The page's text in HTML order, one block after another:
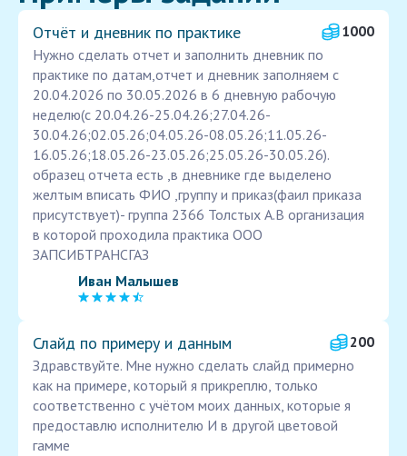
Отчёт и дневник по практике
1000
Нужно сделать отчет и заполнить дневник по
практике по датам,отчет и дневник заполняем с
20.04.2026 по 30.05.2026 в 6 дневную рабочую
неделю(с 20.04.26-25.04.26;27.04.26-
30.04.26;02.05.26;04.05.26-08.05.26;11.05.26-
16.05.26;18.05.26-23.05.26;25.05.26-30.05.26).
образец отчета есть ,в дневнике где выделено
желтым вписать ФИО ,группу и приказ(фаил приказа
присутствует)- группа 2366 Толстых А.В организация
в которой проходила практика ООО
ЗАПСИБТРАНСГАЗ
Иван Малышев
Слайд по примеру и данным
200
Здравствуйте. Мне нужно сделать слайд примерно
как на примере, который я прикреплю, только
соответственно с учётом моих данных, которые я
предоставлю исполнителю И в другой цветовой
гамме